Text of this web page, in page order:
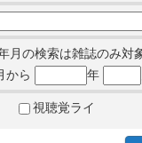
月の検索は雑誌のみ対
から 年
視聴覚ライ